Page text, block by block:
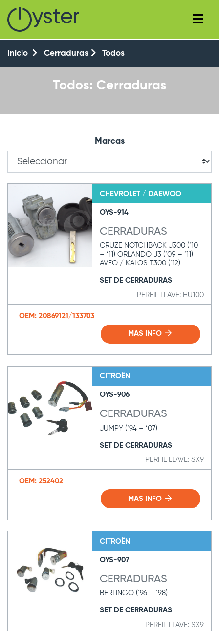
Inicio Cerraduras Todos
Todos: Cerraduras
Marcas
CHEVROLET / DAEWOO
OYS-914
CERRADURAS
CRUZE NOTCHBACK J300 (‘10
– ‘11) ORLANDO J3 (‘09 – ‘11)
AVEO / KALOS T300 (‘12)
SET DE CERRADURAS
PERFIL LLAVE: HU100
OEM: 20869121/133703
MAS INFO
CITROËN
OYS-906
CERRADURAS
JUMPY (‘94 – ‘07)
SET DE CERRADURAS
PERFIL LLAVE: SX9
OEM: 252402
MAS INFO
CITROËN
OYS-907
CERRADURAS
BERLINGO (‘96 – ‘98)
SET DE CERRADURAS
PERFIL LLAVE: SX9